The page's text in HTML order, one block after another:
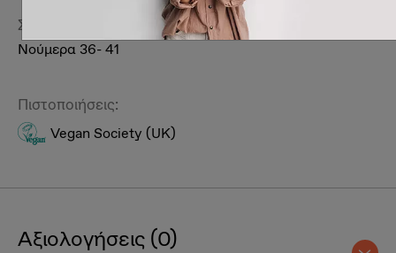
Συσκευασίες:
Νούμερα 36- 41
Πιστοποιήσεις:
Vegan Society (UK)
Αξιολογήσεις (0)